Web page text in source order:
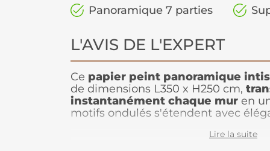
Panoramique 7 parties
L'AVIS DE L'EXPERT
Ce papier peint panoramique
de dimensions L350 x H250 cm,
instantanément chaque mur en
motifs ondulés s'étendent avec
combinaison harmonieuse deLire la suite